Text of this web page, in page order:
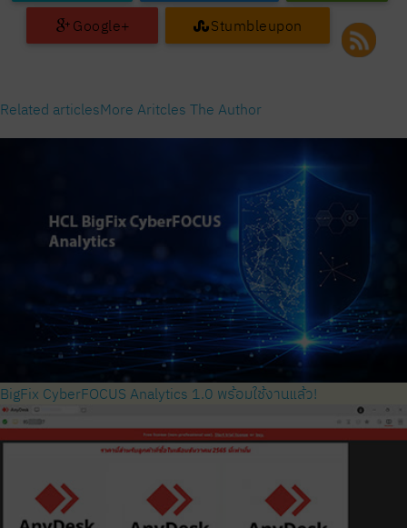
Google+ Stumbleupon
Related articlesMore Aritcles The Author
BigFix CyberFOCUS Analytics 1.0 พร้อมใช้งานแล้ว!